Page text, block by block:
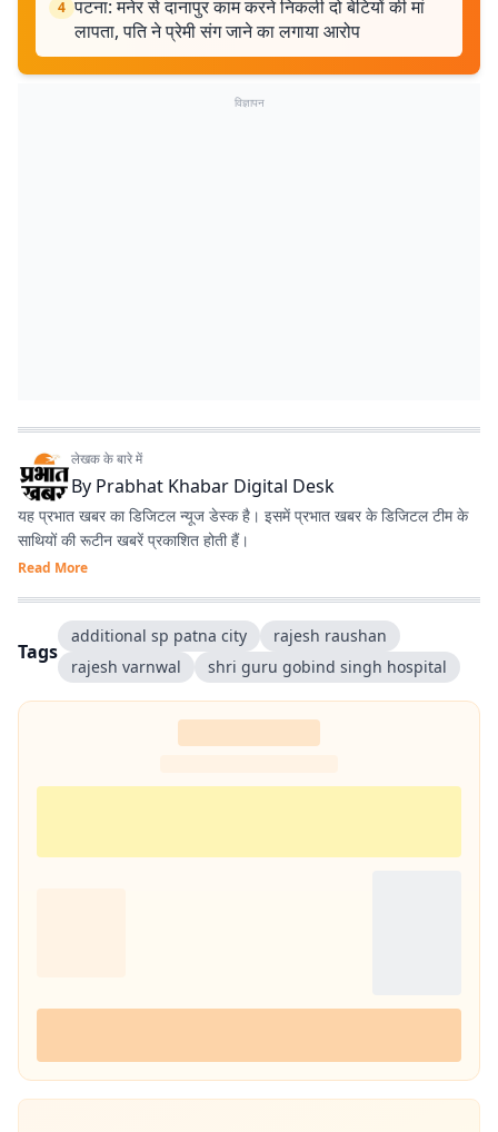
4 पटना: मनेर से दानापुर काम करने निकली दो बेटियों की मां
लापता, पति ने प्रेमी संग जाने का लगाया आरोप
विज्ञापन
लेखक के बारे में
By Prabhat Khabar Digital Desk
यह प्रभात खबर का डिजिटल न्यूज डेस्क है। इसमें प्रभात खबर के डिजिटल टीम के
साथियों की रूटीन खबरें प्रकाशित होती हैं।
Read More
Tags
additional sp patna city
rajesh raushan
rajesh varnwal
shri guru gobind singh hospital